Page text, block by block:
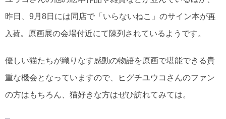
昨日、9月8日には同店で「いらないねこ」のサイン本が再
入荷。原画展の会場付近にて陳列されているようです。
優しい猫たちが織りなす感動の物語を原画で堪能できる貴
重な機会となっていますので、ヒグチユウコさんのファン
の方はもちろん、猫好きな方はぜひ訪れてみては。